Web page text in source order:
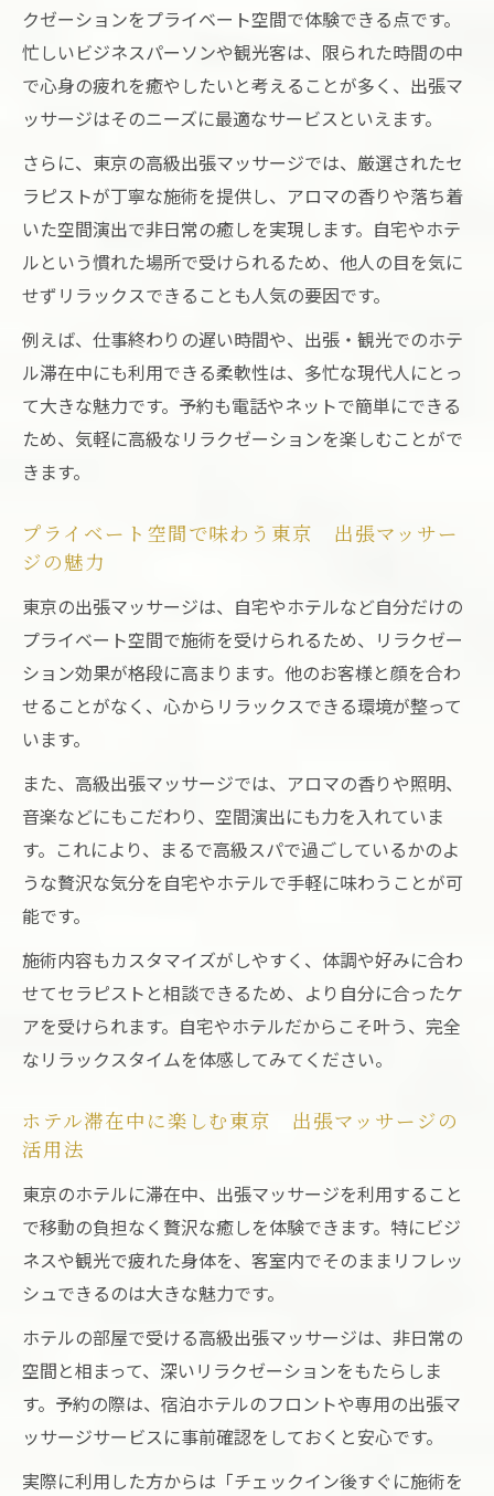
クゼーションをプライベート空間で体験できる点です。
忙しいビジネスパーソンや観光客は、限られた時間の中
で心身の疲れを癒やしたいと考えることが多く、出張マ
ッサージはそのニーズに最適なサービスといえます。
さらに、東京の高級出張マッサージでは、厳選されたセ
ラピストが丁寧な施術を提供し、アロマの香りや落ち着
いた空間演出で非日常の癒しを実現します。自宅やホテ
ルという慣れた場所で受けられるため、他人の目を気に
せずリラックスできることも人気の要因です。
例えば、仕事終わりの遅い時間や、出張・観光でのホテ
ル滞在中にも利用できる柔軟性は、多忙な現代人にとっ
て大きな魅力です。予約も電話やネットで簡単にできる
ため、気軽に高級なリラクゼーションを楽しむことがで
きます。
プライベート空間で味わう東京 出張マッサー
ジの魅力
東京の出張マッサージは、自宅やホテルなど自分だけの
プライベート空間で施術を受けられるため、リラクゼー
ション効果が格段に高まります。他のお客様と顔を合わ
せることがなく、心からリラックスできる環境が整って
います。
また、高級出張マッサージでは、アロマの香りや照明、
音楽などにもこだわり、空間演出にも力を入れていま
す。これにより、まるで高級スパで過ごしているかのよ
うな贅沢な気分を自宅やホテルで手軽に味わうことが可
能です。
施術内容もカスタマイズがしやすく、体調や好みに合わ
せてセラピストと相談できるため、より自分に合ったケ
アを受けられます。自宅やホテルだからこそ叶う、完全
なリラックスタイムを体感してみてください。
ホテル滞在中に楽しむ東京 出張マッサージの
活用法
東京のホテルに滞在中、出張マッサージを利用すること
で移動の負担なく贅沢な癒しを体験できます。特にビジ
ネスや観光で疲れた身体を、客室内でそのままリフレッ
シュできるのは大きな魅力です。
ホテルの部屋で受ける高級出張マッサージは、非日常の
空間と相まって、深いリラクゼーションをもたらしま
す。予約の際は、宿泊ホテルのフロントや専用の出張マ
ッサージサービスに事前確認をしておくと安心です。
実際に利用した方からは「チェックイン後すぐに施術を